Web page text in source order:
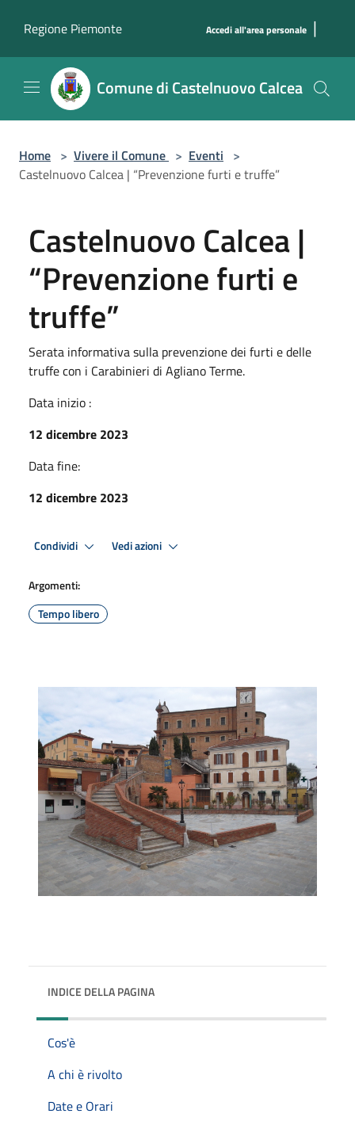
Regione Piemonte
Accedi all'area personale |
Comune di Castelnuovo Calcea
Home > Vivere il Comune > Eventi >
Castelnuovo Calcea | “Prevenzione furti e truffe”
Castelnuovo Calcea |
“Prevenzione furti e
truffe”
Serata informativa sulla prevenzione dei furti e delle
truffe con i Carabinieri di Agliano Terme.
Data inizio :
12 dicembre 2023
Data fine:
12 dicembre 2023
Condividi Vedi azioni
Argomenti:
Tempo libero
INDICE DELLA PAGINA
Cos'è
A chi è rivolto
Date e Orari